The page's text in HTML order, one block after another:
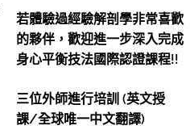
若體驗過經驗解剖學非常喜歡
的夥伴，歡迎進一步深入完成
身心平衡技法國際認證課程!!
三位外師進行培訓 (英文授
課/全球唯一中文翻譯)